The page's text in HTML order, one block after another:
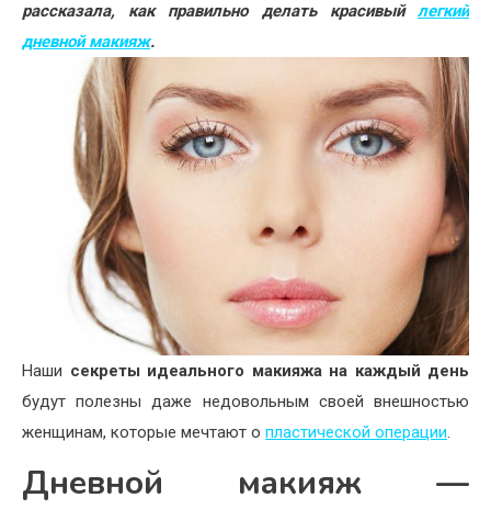
рассказала, как правильно делать красивый легкий
дневной макияж.
Наши секреты идеального макияжа на каждый день
будут полезны даже недовольным своей внешностью
женщинам, которые мечтают о пластической операции.
Дневной макияж —